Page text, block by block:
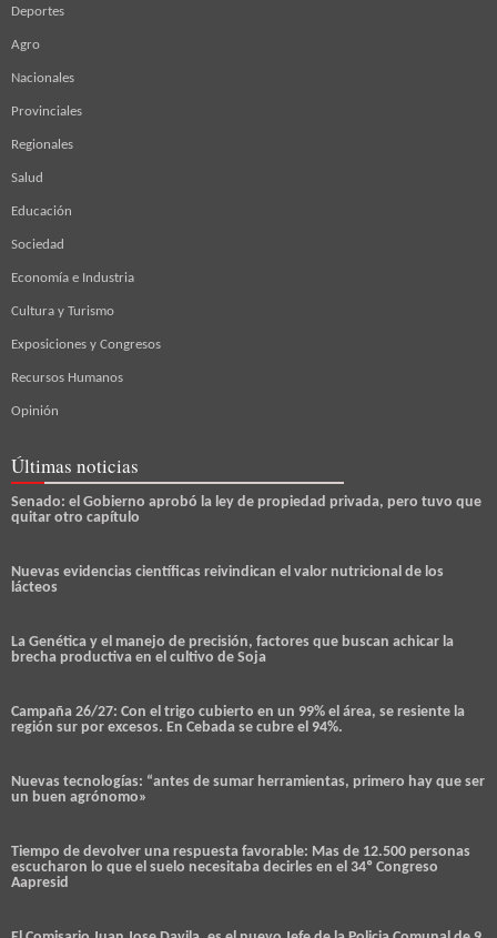
Deportes
Agro
Nacionales
Provinciales
Regionales
Salud
Educación
Sociedad
Economía e Industria
Cultura y Turismo
Exposiciones y Congresos
Recursos Humanos
Opinión
Últimas noticias
Senado: el Gobierno aprobó la ley de propiedad privada, pero tuvo que
quitar otro capítulo
Nuevas evidencias científicas reivindican el valor nutricional de los
lácteos
La Genética y el manejo de precisión, factores que buscan achicar la
brecha productiva en el cultivo de Soja
Campaña 26/27: Con el trigo cubierto en un 99% el área, se resiente la
región sur por excesos. En Cebada se cubre el 94%.
Nuevas tecnologías: “antes de sumar herramientas, primero hay que ser
un buen agrónomo»
Tiempo de devolver una respuesta favorable: Mas de 12.500 personas
escucharon lo que el suelo necesitaba decirles en el 34º Congreso
Aapresid